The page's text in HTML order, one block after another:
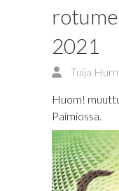
2021
Tuija
Huom!
Paimiossa.